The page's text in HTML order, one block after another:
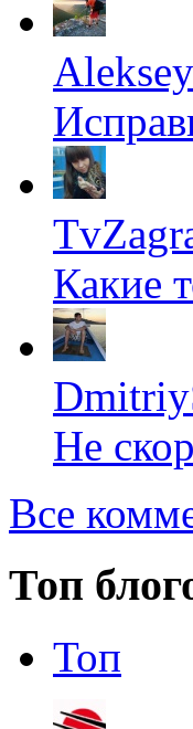
Какие
Не
Все
Топ
Топ